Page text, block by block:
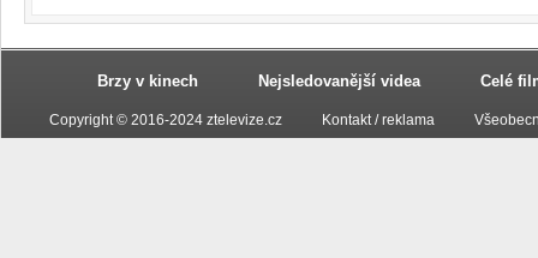
Brzy v kinech Nejsledovanější videa Celé
Copyright © 2016-2024 ztelevize.cz Kontakt / reklama